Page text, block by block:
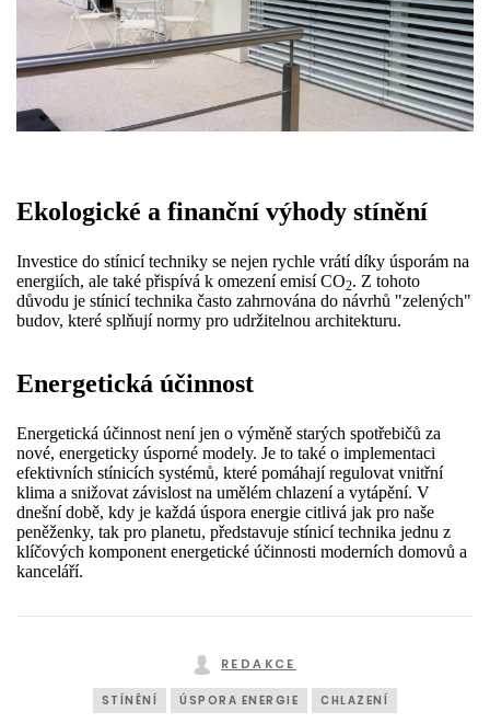
Ekologické a finanční výhody stínění
Investice do stínicí techniky se nejen rychle vrátí díky úsporám na
energiích, ale také přispívá k omezení emisí CO2. Z tohoto
důvodu je stínicí technika často zahrnována do návrhů "zelených"
budov, které splňují normy pro udržitelnou architekturu.
Energetická účinnost
Energetická účinnost není jen o výměně starých spotřebičů za
nové, energeticky úsporné modely. Je to také o implementaci
efektivních stínicích systémů, které pomáhají regulovat vnitřní
klima a snižovat závislost na umělém chlazení a vytápění. V
dnešní době, kdy je každá úspora energie citlivá jak pro naše
peněženky, tak pro planetu, představuje stínicí technika jednu z
klíčových komponent energetické účinnosti moderních domovů a
kanceláří.
REDAKCE
STÍNĚNÍ ÚSPORA ENERGIE CHLAZENÍ